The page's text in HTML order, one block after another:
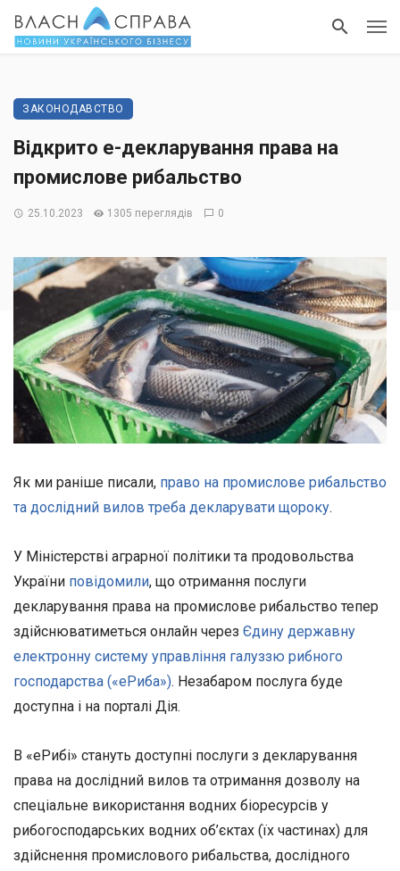
ЗАКОНОДАВСТВО
Відкрито е-декларування права на
промислове рибальство
25.10.2023 1305 переглядів 0
Як ми раніше писали, право на промислове рибальство
та дослідний вилов треба декларувати щороку.
У Міністерстві аграрної політики та продовольства
України повідомили, що отримання послуги
декларування права на промислове рибальство тепер
здійснюватиметься онлайн через Єдину державну
електронну систему управління галуззю рибного
господарства («еРиба»). Незабаром послуга буде
доступна і на порталі Дія.
В «еРибі» стануть доступні послуги з декларування
права на дослідний вилов та отримання дозволу на
спеціальне використання водних біоресурсів у
рибогосподарських водних об’єктах (їх частинах) для
здійснення промислового рибальства, дослідного